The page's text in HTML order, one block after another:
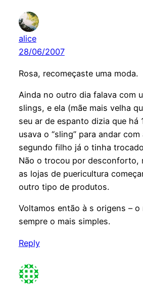
alice
28/06/2007
Rosa, recomeçaste uma moda.
Ainda no outro dia falava com
slings, e ela (mãe mais velha
seu ar de espanto dizia que há
usava o “sling” para andar
segundo filho já o tinha
Não o trocou por desconforto,
as lojas de puericultura
outro tipo de produtos.
Voltamos então à s origens –
sempre o mais simples.
Reply